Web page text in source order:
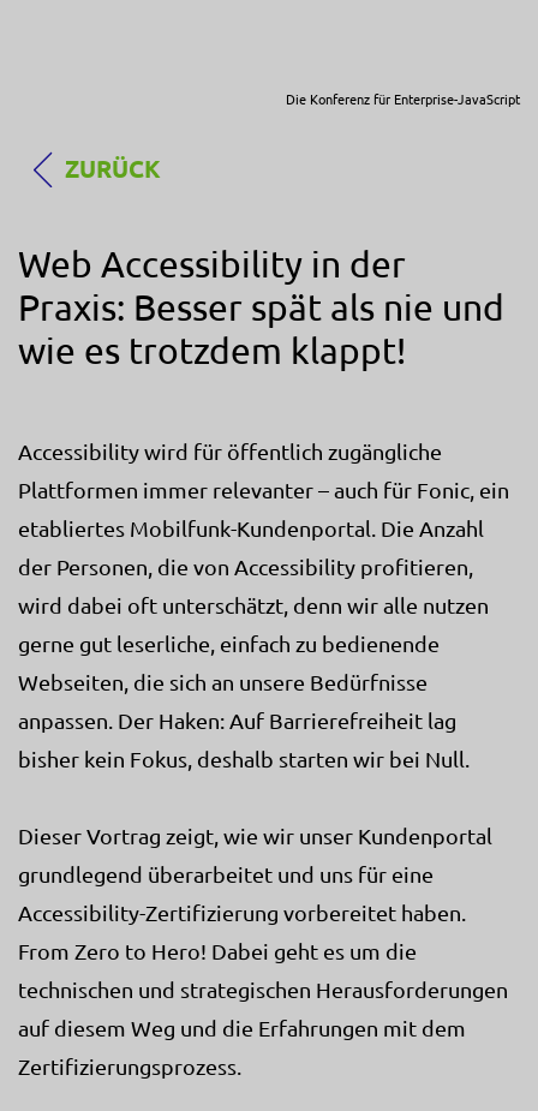
Die Konferenz für Enterprise-JavaScript
ZURÜCK
Web Accessibility in der
Praxis: Besser spät als nie und
wie es trotzdem klappt!
Accessibility wird für öffentlich zugängliche
Plattformen immer relevanter – auch für Fonic, ein
etabliertes Mobilfunk-Kundenportal. Die Anzahl
der Personen, die von Accessibility profitieren,
wird dabei oft unterschätzt, denn wir alle nutzen
gerne gut leserliche, einfach zu bedienende
Webseiten, die sich an unsere Bedürfnisse
anpassen. Der Haken: Auf Barrierefreiheit lag
bisher kein Fokus, deshalb starten wir bei Null.
Dieser Vortrag zeigt, wie wir unser Kundenportal
grundlegend überarbeitet und uns für eine
Accessibility-Zertifizierung vorbereitet haben.
From Zero to Hero! Dabei geht es um die
technischen und strategischen Herausforderungen
auf diesem Weg und die Erfahrungen mit dem
Zertifizierungsprozess.